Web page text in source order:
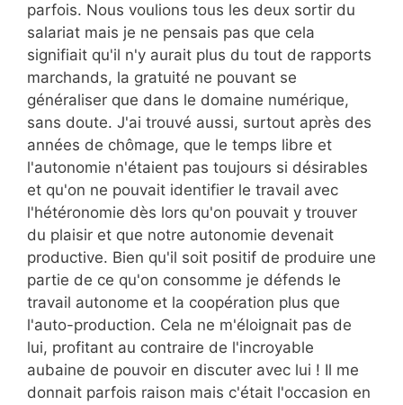
parfois. Nous voulions tous les deux sortir du
salariat mais je ne pensais pas que cela
signifiait qu'il n'y aurait plus du tout de rapports
marchands, la gratuité ne pouvant se
généraliser que dans le domaine numérique,
sans doute. J'ai trouvé aussi, surtout après des
années de chômage, que le temps libre et
l'autonomie n'étaient pas toujours si désirables
et qu'on ne pouvait identifier le travail avec
l'hétéronomie dès lors qu'on pouvait y trouver
du plaisir et que notre autonomie devenait
productive. Bien qu'il soit positif de produire une
partie de ce qu'on consomme je défends le
travail autonome et la coopération plus que
l'auto-production. Cela ne m'éloignait pas de
lui, profitant au contraire de l'incroyable
aubaine de pouvoir en discuter avec lui ! Il me
donnait parfois raison mais c'était l'occasion en